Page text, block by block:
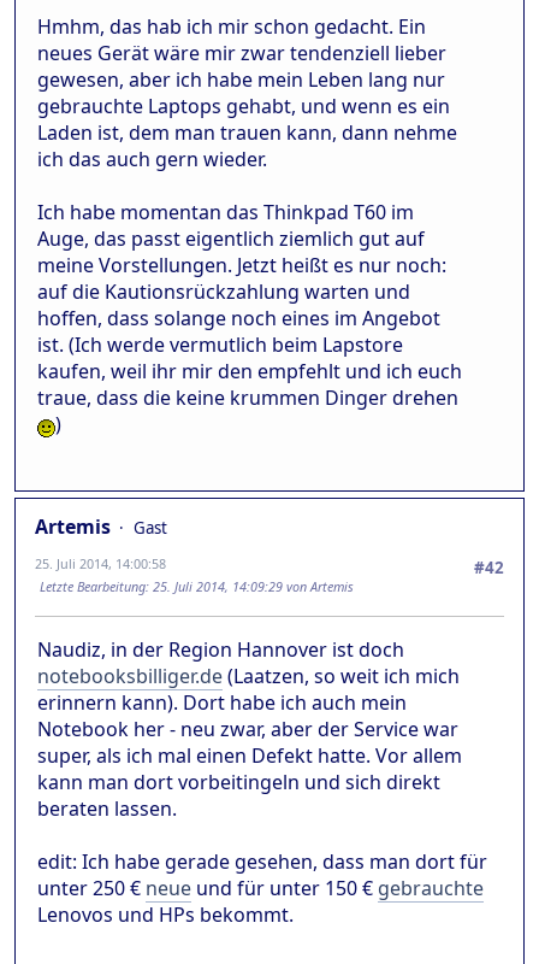
Hmhm, das hab ich mir schon gedacht. Ein
neues Gerät wäre mir zwar tendenziell lieber
gewesen, aber ich habe mein Leben lang nur
gebrauchte Laptops gehabt, und wenn es ein
Laden ist, dem man trauen kann, dann nehme
ich das auch gern wieder.
Ich habe momentan das Thinkpad T60 im
Auge, das passt eigentlich ziemlich gut auf
meine Vorstellungen. Jetzt heißt es nur noch:
auf die Kautionsrückzahlung warten und
hoffen, dass solange noch eines im Angebot
ist. (Ich werde vermutlich beim Lapstore
kaufen, weil ihr mir den empfehlt und ich euch
traue, dass die keine krummen Dinger drehen
)
Artemis
Gast
#42
25. Juli 2014, 14:00:58
Letzte Bearbeitung: 25. Juli 2014, 14:09:29 von Artemis
Naudiz, in der Region Hannover ist doch
notebooksbilliger.de(Laatzen, so weit ich mich
erinnern kann). Dort habe ich auch mein
Notebook her - neu zwar, aber der Service war
super, als ich mal einen Defekt hatte. Vor allem
kann man dort vorbeitingeln und sich direkt
beraten lassen.
edit: Ich habe gerade gesehen, dass man dort für
unter 250 € neue und für unter 150 € gebrauchte
Lenovos und HPs bekommt.